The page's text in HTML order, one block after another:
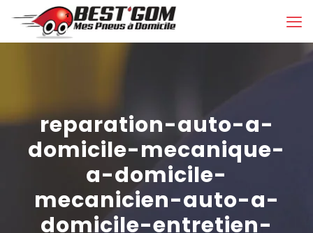
reparation-auto-a-
domicile-mecanique-
a-domicile-
mecanicien-auto-a-
domicile-entretien-